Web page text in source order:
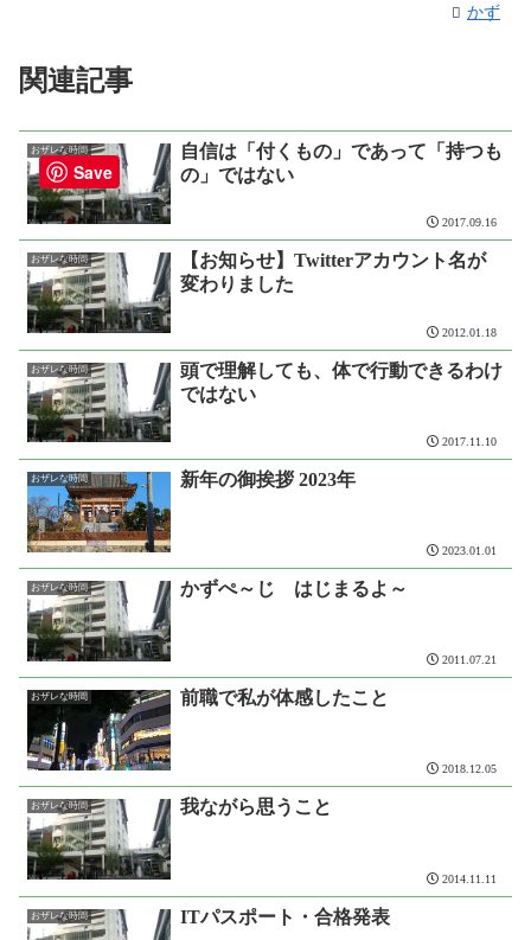
かず
関連記事
おザレな時間
自信は「付くもの」であって「持つも
の」ではない
2017.09.16
おザレな時間
【お知らせ】Twitterアカウント名が
変わりました
2012.01.18
おザレな時間
頭で理解しても、体で行動できるわけ
ではない
2017.11.10
おザレな時間 新年の御挨拶 2023年
2023.01.01
おザレな時間 かずぺ～じ はじまるよ～
2011.07.21
おザレな時間 前職で私が体感したこと
2018.12.05
おザレな時間 我ながら思うこと
2014.11.11
おザレな時間 ITパスポート・合格発表
Save